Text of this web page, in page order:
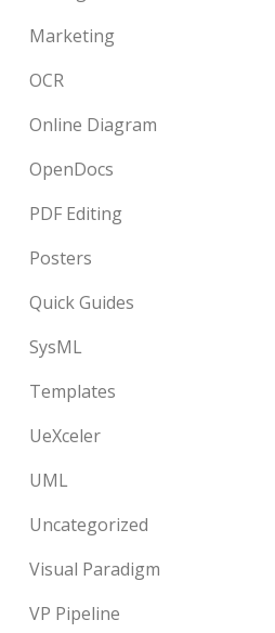
Marketing
OCR
Online Diagram
OpenDocs
PDF Editing
Posters
Quick Guides
SysML
Templates
UeXceler
UML
Uncategorized
Visual Paradigm
VP Pipeline